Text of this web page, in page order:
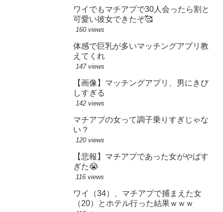
ワイでもマチアプで30人会ったら割と
可愛い彼女できたぞ🥰
160 views
体感で巨乳が多いマッチングアプリ教
えてくれ
147 views
【画像】マッチングアプリ、男にきび
しすぎる
142 views
マチアプの女って調子乗りすぎじゃな
い？
120 views
【悲報】マチアプであった女がやばす
ぎた😭
116 views
ワイ（34）、マチアプで捕まえた女
（20）とホテル行った結果ｗｗｗ